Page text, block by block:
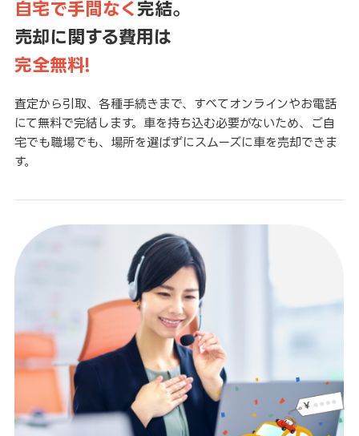
自宅で手間なく 完結。
売却に関する費用は
完全無料!
査定から引取、各種手続きまで、すべてオンラインやお電話
にて無料で完結します。車を持ち込む必要がないため、ご自
宅でも職場でも、場所を選ばずにスムーズに車を売却できま
す。